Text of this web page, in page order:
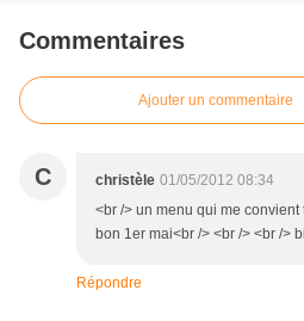
Commentaires
Ajouter un commentaire
C christèle 01/05/2012 08:34
<br /> un menu qui me convient
bon 1er mai<br /> <br /> <br />
Répondre